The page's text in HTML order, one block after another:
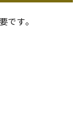
です。